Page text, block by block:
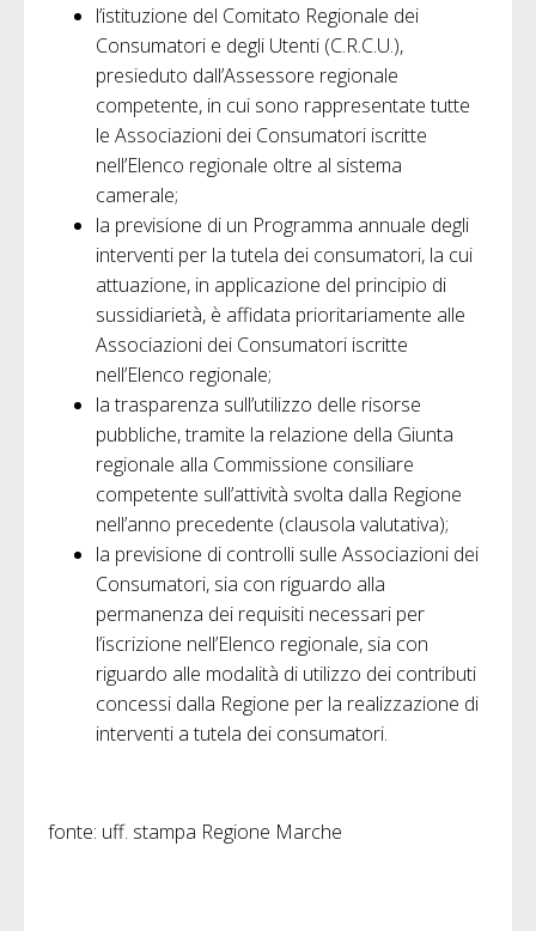
l’istituzione del Comitato Regionale dei
Consumatori e degli Utenti (C.R.C.U.),
presieduto dall’Assessore regionale
competente, in cui sono rappresentate tutte
le Associazioni dei Consumatori iscritte
nell’Elenco regionale oltre al sistema
camerale;
la previsione di un Programma annuale degli
interventi per la tutela dei consumatori, la cui
attuazione, in applicazione del principio di
sussidiarietà, è affidata prioritariamente alle
Associazioni dei Consumatori iscritte
nell’Elenco regionale;
la trasparenza sull’utilizzo delle risorse
pubbliche, tramite la relazione della Giunta
regionale alla Commissione consiliare
competente sull’attività svolta dalla Regione
nell’anno precedente (clausola valutativa);
la previsione di controlli sulle Associazioni dei
Consumatori, sia con riguardo alla
permanenza dei requisiti necessari per
l’iscrizione nell’Elenco regionale, sia con
riguardo alle modalità di utilizzo dei contributi
concessi dalla Regione per la realizzazione di
interventi a tutela dei consumatori.
fonte: uff. stampa Regione Marche